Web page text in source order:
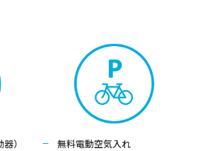
） 無料電動空気⼊れ